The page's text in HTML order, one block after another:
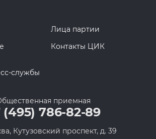
Лица партии
Контакты ЦИК
службы
приемная
(495) 786-82-89
Кутузовский проспект, д. 39